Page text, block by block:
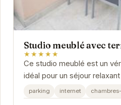
Studio meublé avec
★★★★★
Ce studio meublé est un
idéal pour un séjour
Profitez de sa terrasse
parking internet